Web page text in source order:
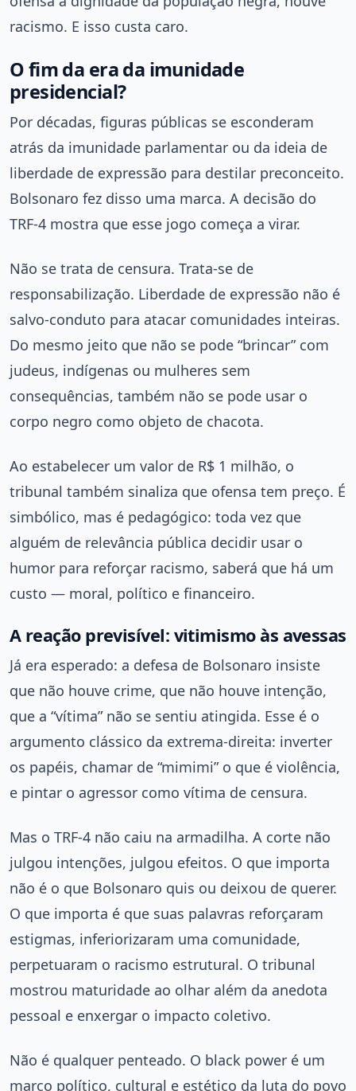
racismo. E isso custa caro.
O fim da era da imunidade
presidencial?
Por décadas, figuras públicas se esconderam
atrás da imunidade parlamentar ou da ideia de
liberdade de expressão para destilar preconceito.
Bolsonaro fez disso uma marca. A decisão do
TRF-4 mostra que esse jogo começa a virar.
Não se trata de censura. Trata-se de
responsabilização. Liberdade de expressão não é
salvo-conduto para atacar comunidades inteiras.
Do mesmo jeito que não se pode “brincar” com
judeus, indígenas ou mulheres sem
consequências, também não se pode usar o
corpo negro como objeto de chacota.
Ao estabelecer um valor de R$ 1 milhão, o
tribunal também sinaliza que ofensa tem preço. É
simbólico, mas é pedagógico: toda vez que
alguém de relevância pública decidir usar o
humor para reforçar racismo, saberá que há um
custo — moral, político e financeiro.
A reação previsível: vitimismo às avessas
Já era esperado: a defesa de Bolsonaro insiste
que não houve crime, que não houve intenção,
que a “vítima” não se sentiu atingida. Esse é o
argumento clássico da extrema-direita: inverter
os papéis, chamar de “mimimi” o que é violência,
e pintar o agressor como vítima de censura.
Mas o TRF-4 não caiu na armadilha. A corte não
julgou intenções, julgou efeitos. O que importa
não é o que Bolsonaro quis ou deixou de querer.
O que importa é que suas palavras reforçaram
estigmas, inferiorizaram uma comunidade,
perpetuaram o racismo estrutural. O tribunal
mostrou maturidade ao olhar além da anedota
pessoal e enxergar o impacto coletivo.
Não é qualquer penteado. O black power é um
marco político, cultural e estético da luta do povo